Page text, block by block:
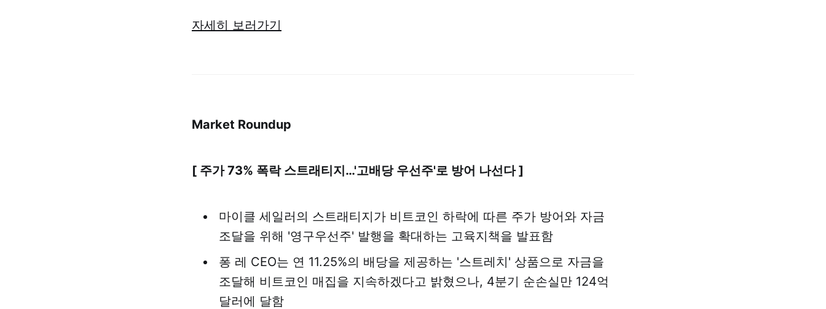
자세히 보러가기
Market Roundup
[ 주가 73% 폭락 스트래티지…'고배당 우선주'로 방어 나선다 ]
마이클 세일러의 스트래티지가 비트코인 하락에 따른 주가 방어와 자금
조달을 위해 '영구우선주' 발행을 확대하는 고육지책을 발표함
퐁 레 CEO는 연 11.25%의 배당을 제공하는 '스트레치' 상품으로 자금을
조달해 비트코인 매집을 지속하겠다고 밝혔으나, 4분기 순손실만 124억
달러에 달함